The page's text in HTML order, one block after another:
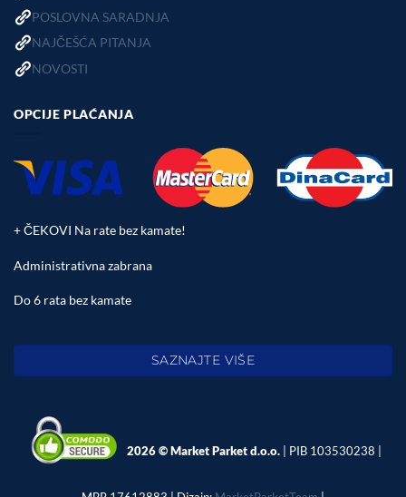
POSLOVNA SARADNJA
NAJČEŠĆA PITANJA
NOVOSTI
OPCIJE PLAĆANJA
+ ČEKOVI Na rate bez kamate!
Administrativna zabrana
Do 6 rata bez kamate
SAZNAJTE VIŠE
2026 © Market Parket d.o.o. | PIB 103530238 |